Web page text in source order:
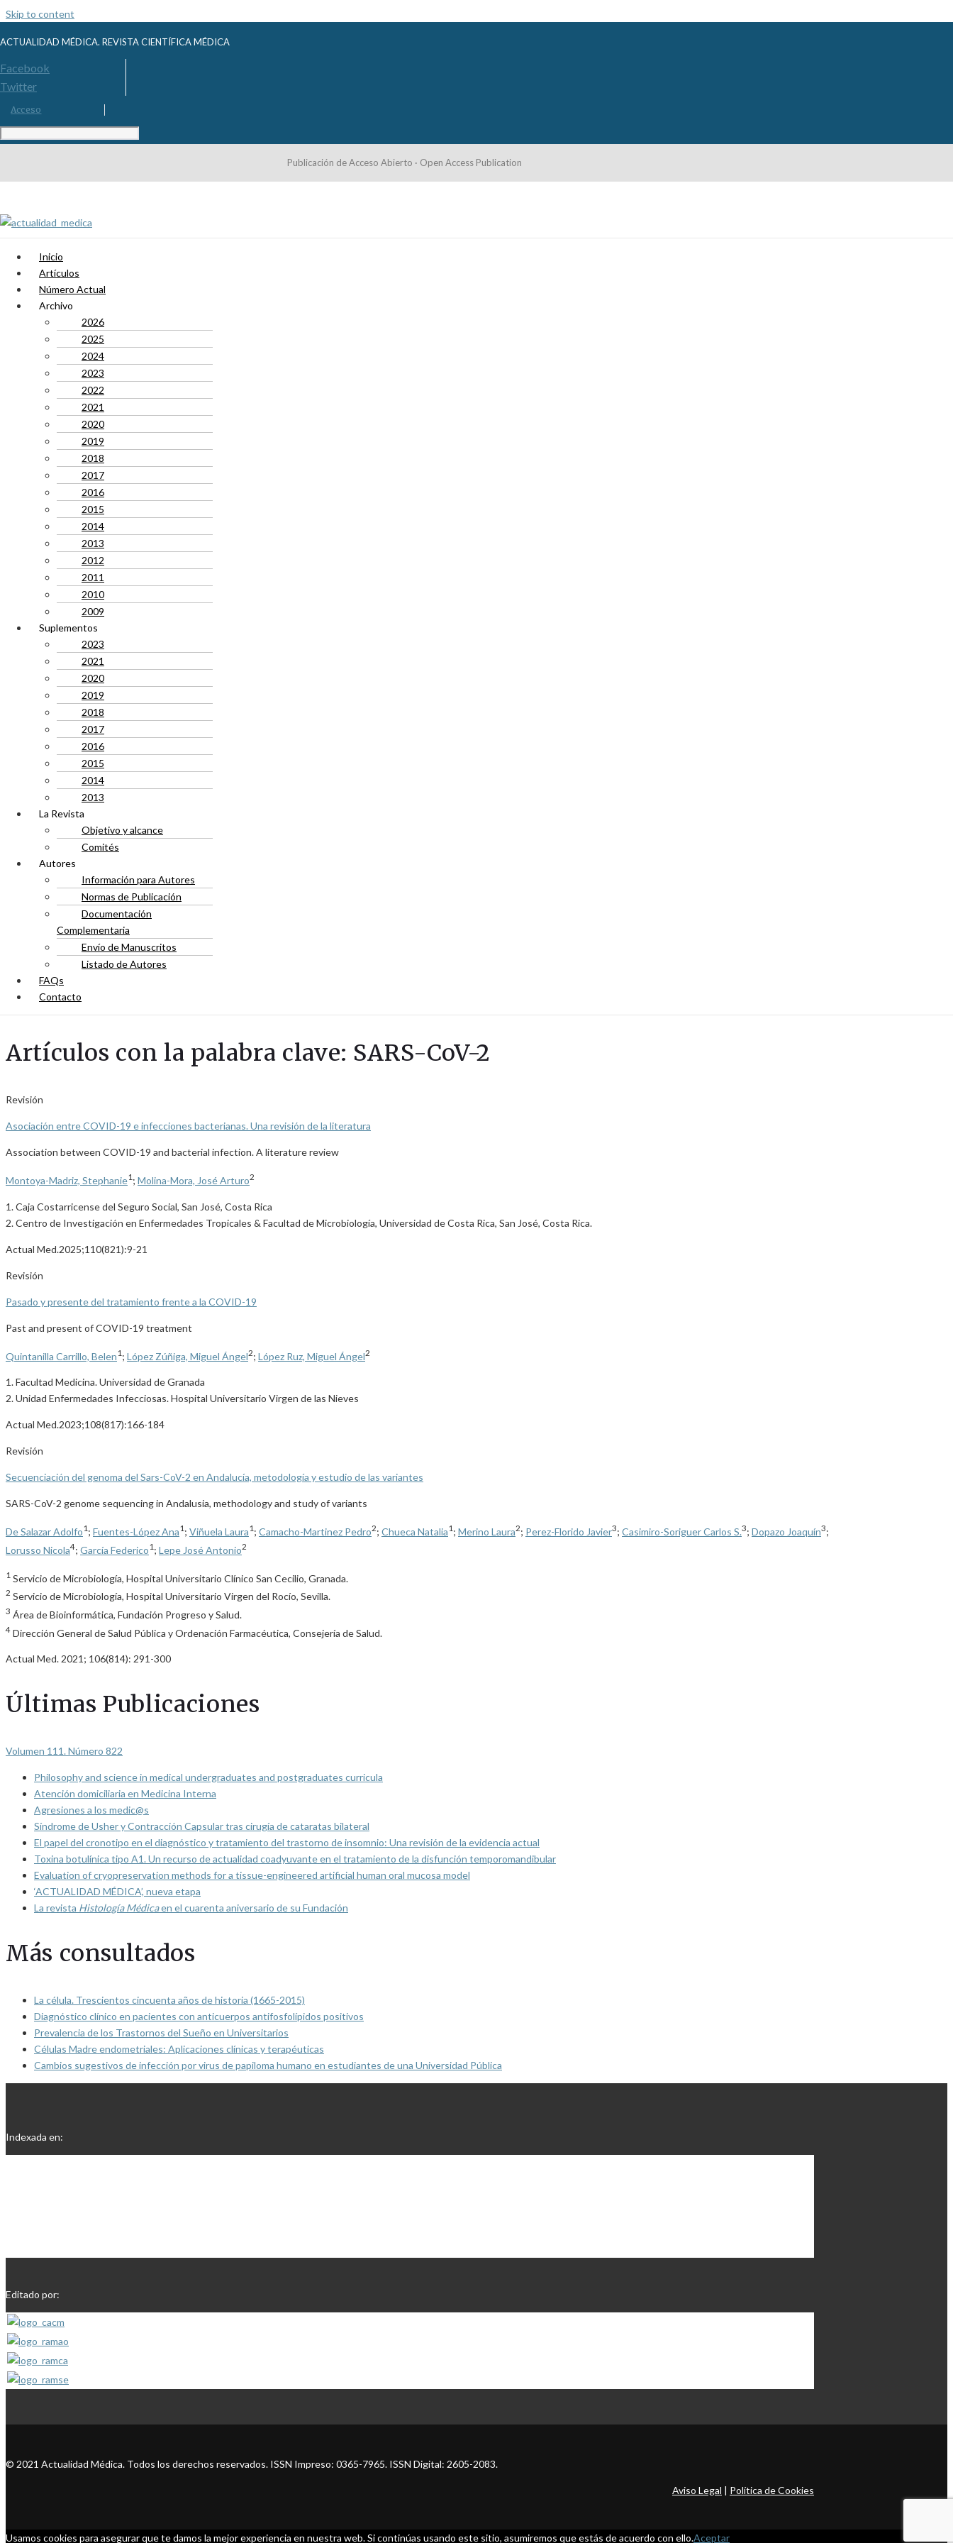
Skip to content
ACTUALIDAD MÉDICA. REVISTA CIENTÍFICA MÉDICA
Facebook
Twitter
Acceso
Publicación de Acceso Abierto · Open Access Publication
Inicio
Artículos
Número Actual
Archivo
2026
2025
2024
2023
2022
2021
2020
2019
2018
2017
2016
2015
2014
2013
2012
2011
2010
2009
Suplementos
2023
2021
2020
2019
2018
2017
2016
2015
2014
2013
La Revista
Objetivo y alcance
Comités
Autores
Información para Autores
Normas de Publicación
Documentación
Complementaria
Envío de Manuscritos
Listado de Autores
FAQs
Contacto
Artículos con la palabra clave: SARS-CoV-2
Revisión
Asociación entre COVID-19 e infecciones bacterianas. Una revisión de la literatura
Association between COVID-19 and bacterial infection. A literature review
Montoya-Madriz, Stephanie1 ; Molina-Mora, José Arturo2
1. Caja Costarricense del Seguro Social, San José, Costa Rica
2. Centro de Investigación en Enfermedades Tropicales & Facultad de Microbiología, Universidad de Costa Rica, San José, Costa Rica.
Actual Med.2025;110(821):9-21
Revisión
Pasado y presente del tratamiento frente a la COVID-19
Past and present of COVID-19 treatment
Quintanilla Carrillo, Belen1 ; López Zúñiga, Miguel Ángel2; López Ruz, Miguel Ángel2
1. Facultad Medicina. Universidad de Granada
2. Unidad Enfermedades Infecciosas. Hospital Universitario Virgen de las Nieves
Actual Med.2023;108(817):166-184
Revisión
Secuenciación del genoma del Sars-CoV-2 en Andalucía, metodología y estudio de las variantes
SARS-CoV-2 genome sequencing in Andalusia, methodology and study of variants
De Salazar Adolfo1 ; Fuentes-López Ana1 ; Viñuela Laura1 ; Camacho-Martinez Pedro2; Chueca Natalia1 ; Merino Laura2; Perez-Florido Javier3; Casimiro-Soriguer Carlos S.3; Dopazo Joaquín3;
Lorusso Nicola4; García Federico1 ; Lepe José Antonio2
1 Servicio de Microbiología, Hospital Universitario Clínico San Cecilio, Granada.
2 Servicio de Microbiología, Hospital Universitario Virgen del Rocío, Sevilla.
3 Área de Bioinformática, Fundación Progreso y Salud.
4 Dirección General de Salud Pública y Ordenación Farmacéutica, Consejería de Salud.
Actual Med. 2021; 106(814): 291-300
Últimas Publicaciones
Volumen 111. Número 822
Philosophy and science in medical undergraduates and postgraduates curricula
Atención domiciliaria en Medicina Interna
Agresiones a los medic@s
Síndrome de Usher y Contracción Capsular tras cirugía de cataratas bilateral
El papel del cronotipo en el diagnóstico y tratamiento del trastorno de insomnio: Una revisión de la evidencia actual
Toxina botulínica tipo A1. Un recurso de actualidad coadyuvante en el tratamiento de la disfunción temporomandibular
Evaluation of cryopreservation methods for a tissue-engineered artificial human oral mucosa model
‘ACTUALIDAD MÉDICA’, nueva etapa
La revista Histología Médicaen el cuarenta aniversario de su Fundación
Más consultados
La célula. Trescientos cincuenta años de historia (1665-2015)
Diagnóstico clínico en pacientes con anticuerpos antifosfolípidos positivos
Prevalencia de los Trastornos del Sueño en Universitarios
Células Madre endometriales: Aplicaciones clínicas y terapéuticas
Cambios sugestivos de infección por virus de papiloma humano en estudiantes de una Universidad Pública
Indexada en:
Editado por:
© 2021 Actualidad Médica. Todos los derechos reservados. ISSN Impreso: 0365-7965. ISSN Digital: 2605-2083.
Aviso Legal | Política de Cookies
Usamos cookies para asegurar que te damos la mejor experiencia en nuestra web. Si continúas usando este sitio, asumiremos que estás de acuerdo con ello.Aceptar